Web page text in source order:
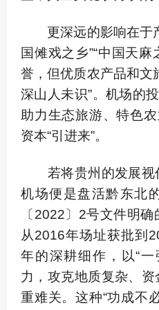
更深远的影响在于
国傩戏之乡”“中国天麻
誉，但优质农产品和文
深山人未识”。机场的
助力生态旅游、特色
资本“引进来”。
若将贵州的发展视
机场便是盘活黔东北
〔2022〕2号文件明
从2016年场址获批到
年的深耕细作，以“
力，攻克地质复杂、
重难关。这种“功成不